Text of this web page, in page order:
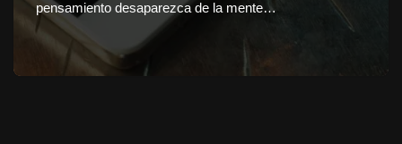
pensamiento desaparezca de la mente…